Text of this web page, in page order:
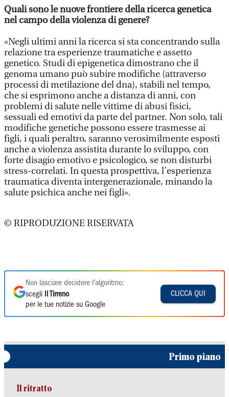
Quali sono le nuove frontiere della ricerca genetica
nel campo della violenza di genere?
«Negli ultimi anni la ricerca si sta concentrando sulla
relazione tra esperienze traumatiche e assetto
genetico. Studi di epigenetica dimostrano che il
genoma umano può subire modifiche (attraverso
processi di metilazione del dna), stabili nel tempo,
che si esprimono anche a distanza di anni, con
problemi di salute nelle vittime di abusi fisici,
sessuali ed emotivi da parte del partner. Non solo, tali
modifiche genetiche possono essere trasmesse ai
figli, i quali peraltro, saranno verosimilmente esposti
anche a violenza assistita durante lo sviluppo, con
forte disagio emotivo e psicologico, se non disturbi
stress-correlati. In questa prospettiva, l’esperienza
traumatica diventa intergenerazionale, minando la
salute psichica anche nei figli».
© RIPRODUZIONE RISERVATA
Non lasciare decidere l'algoritmo:
scegli
Il Tirreno
per le tue notizie su Google
CLICCA QUI
Primo piano
Il ritratto